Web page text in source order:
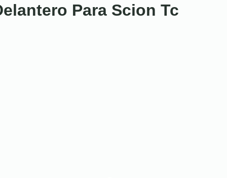
Para Scion Tc